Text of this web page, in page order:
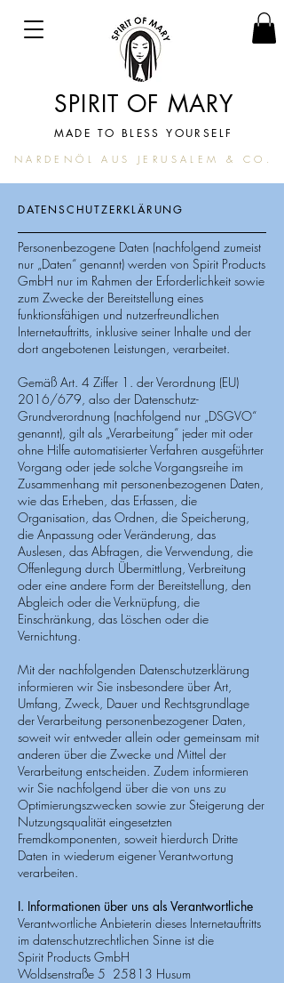
NARDENÖL AUS JERUSALEM & CO.
SPIRIT OF MARY
MADE TO BLESS YOURSELF
DATENSCHUTZERKLÄRUNG
Personenbezogene Daten (nachfolgend zumeist
nur „Daten“ genannt) werden von Spirit Products
GmbH nur im Rahmen der Erforderlichkeit sowie
zum Zwecke der Bereitstellung eines
funktionsfähigen und nutzerfreundlichen
Internetauftritts, inklusive seiner Inhalte und der
dort angebotenen Leistungen, verarbeitet.
Gemäß Art. 4 Ziffer 1. der Verordnung (EU)
2016/679, also der Datenschutz-
Grundverordnung (nachfolgend nur „DSGVO“
genannt), gilt als „Verarbeitung“ jeder mit oder
ohne Hilfe automatisierter Verfahren ausgeführter
Vorgang oder jede solche Vorgangsreihe im
Zusammenhang mit personenbezogenen Daten,
wie das Erheben, das Erfassen, die
Organisation, das Ordnen, die Speicherung,
die Anpassung oder Veränderung, das
Auslesen, das Abfragen, die Verwendung, die
Offenlegung durch Übermittlung, Verbreitung
oder eine andere Form der Bereitstellung, den
Abgleich oder die Verknüpfung, die
Einschränkung, das Löschen oder die
Vernichtung.
Mit der nachfolgenden Datenschutzerklärung
informieren wir Sie insbesondere über Art,
Umfang, Zweck, Dauer und Rechtsgrundlage
der Verarbeitung personenbezogener Daten,
soweit wir entweder allein oder gemeinsam mit
anderen über die Zwecke und Mittel der
Verarbeitung entscheiden. Zudem informieren
wir Sie nachfolgend über die von uns zu
Optimierungszwecken sowie zur Steigerung der
Nutzungsqualität eingesetzten
Fremdkomponenten, soweit hierdurch Dritte
Daten in wiederum eigener Verantwortung
verarbeiten.
I. Informationen über uns als Verantwortliche
Verantwortliche Anbieterin dieses Internetauftritts
im datenschutzrechtlichen Sinne ist die
Spirit Products GmbH
Woldsenstraße 5 25813 Husum